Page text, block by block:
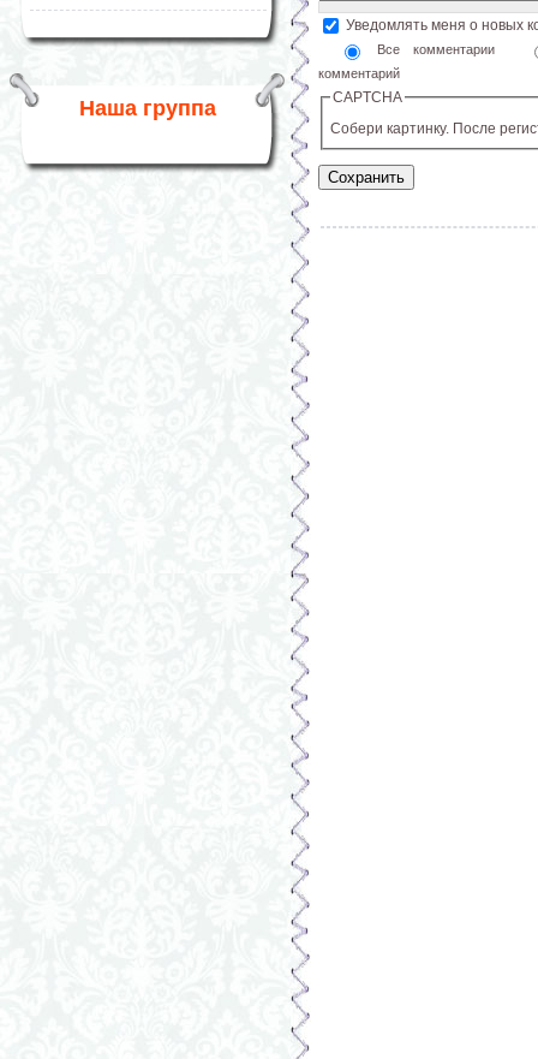
Наша группа
Уведомлять меня о новых
Все комментарии
комментарий
CAPTCHA
Собери картинку. После